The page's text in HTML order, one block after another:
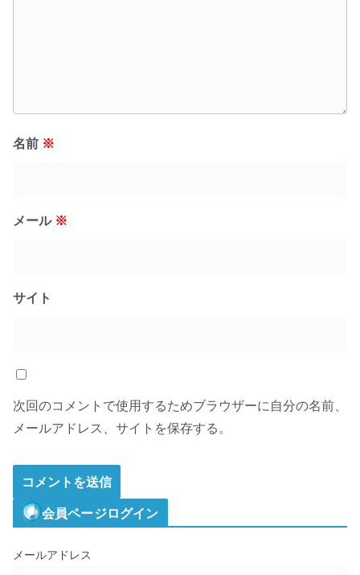
名前 ※
メール ※
サイト
次回のコメントで使用するためブラウザーに自分の名前、
メールアドレス、サイトを保存する。
会員ページログイン
メールアドレス